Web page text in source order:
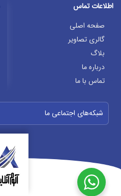
اطلاعات تماس
صفحه اصلی
گالری تصاویر
بلاگ
درباره ما
تماس با ما
شبکه‌های اجتماعی ما